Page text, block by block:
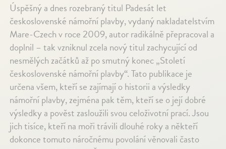
Úspěšný a dnes rozebraný titul Padesát let
československé námořní plavby, vydaný nakladatelstvím
Mare-Czech v roce 2009, autor radikálně přepracoval a
doplnil – tak vzniknul zcela nový titul zachycující od
nesmělých začátků až po smutný konec „Století
československé námořní plavby“. Tato publikace je
určena všem, kteří se zajímají o historii a výsledky
námořní plavby, zejména pak těm, kteří se o její dobré
výsledky a pověst zasloužili svou celoživotní prací. Jsou
jich tisíce, kteří na moři trávili dlouhé roky a někteří
dokonce tomuto náročnému povolání věnovali často